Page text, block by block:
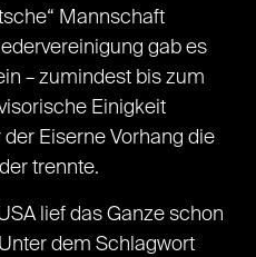
Mannschaft
gab es
– zumindest bis zum
Einigkeit
Eiserne Vorhang die
trennte.
lief das Ganze schon
dem Schlagwort